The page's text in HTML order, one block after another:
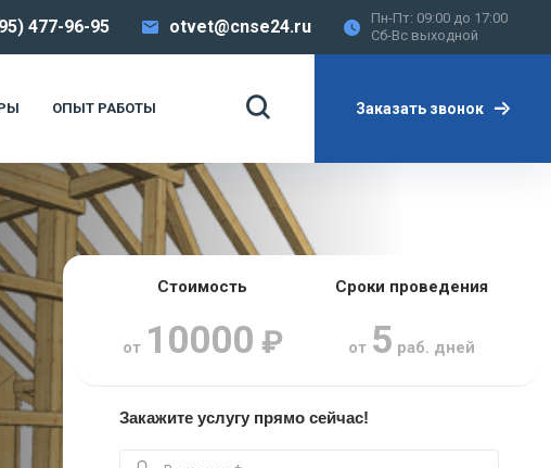
477-96-95 otvet@cnse24.ru
Пн-Пт: 09:00 до 17:00
Сб-Вс выходной
ОПЫТ РАБОТЫ Заказать звонок
Стоимость
от 10000 ₽
Сроки проведения
от 5 раб. дней
Закажите услугу прямо сейчас!